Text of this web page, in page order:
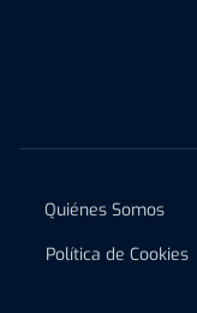
Quiénes Somos
Política de Cookies